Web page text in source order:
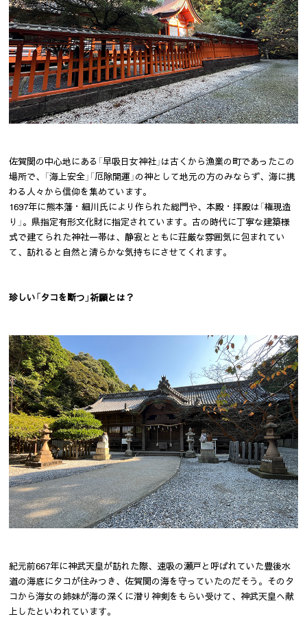
佐賀関の中心地にある「早吸日女神社」は古くから漁業の町であったこの
場所で、「海上安全」「厄除開運」の神として地元の方のみならず、海に携
わる人々から信仰を集めています。
1697年に熊本藩・細川氏により作られた総門や、本殿・拝殿は「権現造
り」。県指定有形文化財に指定されています。古の時代に丁寧な建築様
式で建てられた神社一帯は、静寂とともに荘厳な雰囲気に包まれてい
て、訪れると自然と清らかな気持ちにさせてくれます。
珍しい「タコを断つ」祈願とは？
紀元前667年に神武天皇が訪れた際、速吸の瀬戸と呼ばれていた豊後水
道の海底にタコが住みつき、佐賀関の海を守っていたのだそう。そのタ
コから海女の姉妹が海の深くに潜り神剣をもらい受けて、神武天皇へ献
上したといわれています。